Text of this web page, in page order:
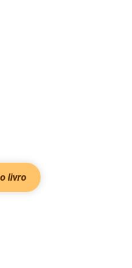
livro